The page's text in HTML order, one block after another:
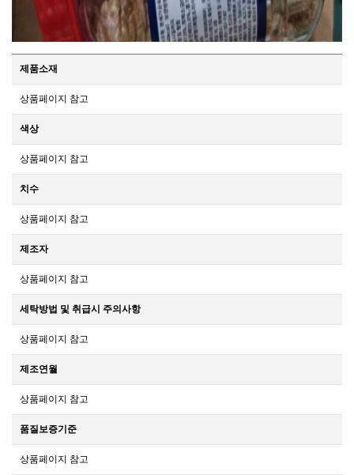
제품소재
상품페이지 참고
색상
상품페이지 참고
치수
상품페이지 참고
제조자
상품페이지 참고
세탁방법 및 취급시 주의사항
상품페이지 참고
제조연월
상품페이지 참고
품질보증기준
상품페이지 참고